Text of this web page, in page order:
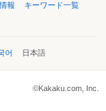
報
キーワード一覧
어 日本語
©Kakaku.com, Inc.